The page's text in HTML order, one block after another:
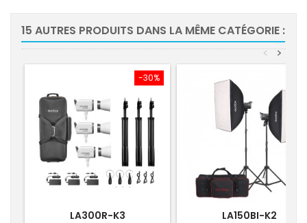
15 AUTRES PRODUITS DANS LA MÊME CATÉGORIE :
>
<
-30%
LA300R-K3 LA150BI-K2